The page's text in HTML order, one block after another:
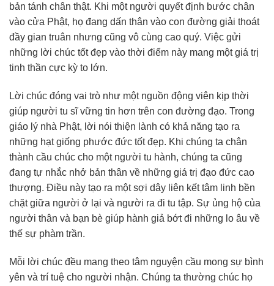
bản tánh chân thật. Khi một người quyết định bước chân
vào cửa Phật, họ đang dấn thân vào con đường giải thoát
đầy gian truân nhưng cũng vô cùng cao quý. Việc gửi
những lời chúc tốt đẹp vào thời điểm này mang một giá trị
tinh thần cực kỳ to lớn.
Lời chúc đóng vai trò như một nguồn động viên kịp thời
giúp người tu sĩ vững tin hơn trên con đường đạo. Trong
giáo lý nhà Phật, lời nói thiện lành có khả năng tạo ra
những hạt giống phước đức tốt đẹp. Khi chúng ta chân
thành cầu chúc cho một người tu hành, chúng ta cũng
đang tự nhắc nhở bản thân về những giá trị đạo đức cao
thượng. Điều này tạo ra một sợi dây liên kết tâm linh bền
chặt giữa người ở lại và người ra đi tu tập. Sự ủng hộ của
người thân và bạn bè giúp hành giả bớt đi những lo âu về
thế sự phàm trần.
Mỗi lời chúc đều mang theo tâm nguyện cầu mong sự bình
yên và trí tuệ cho người nhận. Chúng ta thường chúc họ